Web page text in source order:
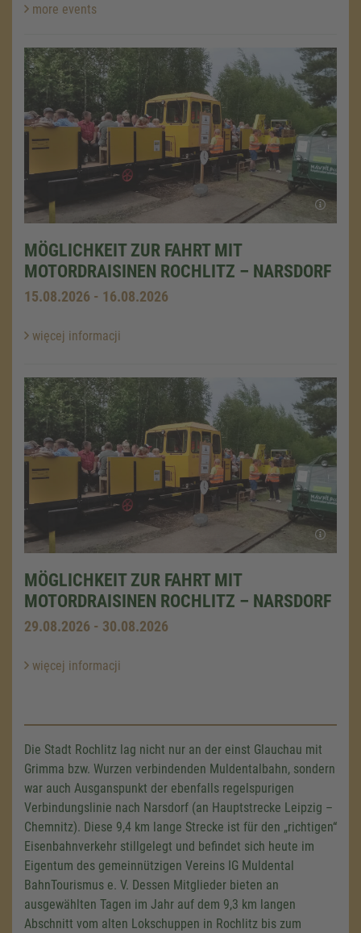
more events
MÖGLICHKEIT ZUR FAHRT MIT
MOTORDRAISINEN ROCHLITZ – NARSDORF
15.08.2026 - 16.08.2026
więcej informacji
MÖGLICHKEIT ZUR FAHRT MIT
MOTORDRAISINEN ROCHLITZ – NARSDORF
29.08.2026 - 30.08.2026
więcej informacji
Die Stadt Rochlitz lag nicht nur an der einst Glauchau mit
Grimma bzw. Wurzen verbindenden Muldentalbahn, sondern
war auch Ausganspunkt der ebenfalls regelspurigen
Verbindungslinie nach Narsdorf (an Hauptstrecke Leipzig –
Chemnitz). Diese 9,4 km lange Strecke ist für den „richtigen“
Eisenbahnverkehr stillgelegt und befindet sich heute im
Eigentum des gemeinnützigen Vereins IG Muldental
BahnTourismus e. V. Dessen Mitglieder bieten an
ausgewählten Tagen im Jahr auf dem 9,3 km langen
Abschnitt vom alten Lokschuppen in Rochlitz bis zum